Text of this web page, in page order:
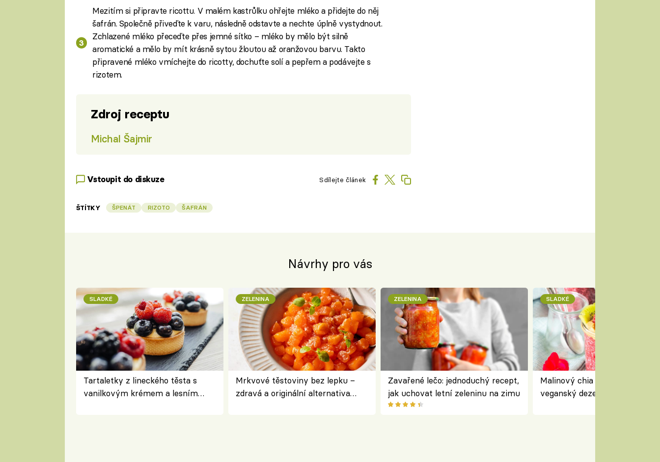
Mezitím si připravte ricottu. V malém kastrůlku ohřejte mléko a přidejte do něj
šafrán. Společně přiveďte k varu, následně odstavte a nechte úplně vystydnout.
Zchlazené mléko přeceďte přes jemné sítko – mléko by mělo být silně
aromatické a mělo by mít krásně sytou žloutou až oranžovou barvu. Takto
připravené mléko vmíchejte do ricotty, dochuťte solí a pepřem a podávejte s
rizotem.
Zdroj receptu
Michal Šajmir
Vstoupit do diskuze Sdílejte článek
ŠTÍTKY ŠPENÁT RIZOTO ŠAFRÁN
Návrhy pro vás
SLADKÉ
Tartaletky z lineckého těsta s
vanilkovým krémem a lesním
ZELENINA
Mrkvové těstoviny bez lepku –
zdravá a originální alternativa
ZELENINA
Zavařené lečo: jednoduchý recept,
jak uchovat letní zeleninu na zimu
SLADKÉ
Malinový chia pudink s
veganský dezert plný ovoce a